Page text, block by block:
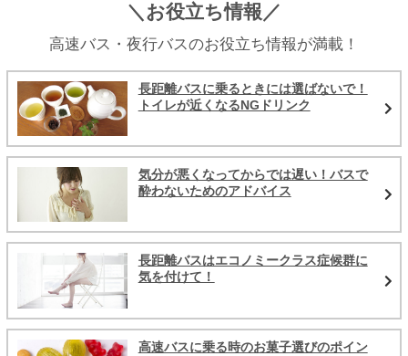
＼お役立ち情報／
高速バス・夜行バスのお役立ち情報が満載！
長距離バスに乗るときには選ばないで！
トイレが近くなるNGドリンク
気分が悪くなってからでは遅い！バスで
酔わないためのアドバイス
長距離バスはエコノミークラス症候群に
気を付けて！
高速バスに乗る時のお菓子選びのポイン